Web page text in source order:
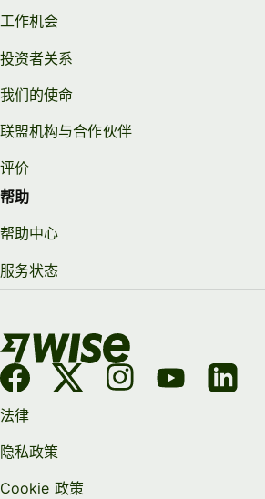
工作机会
投资者关系
我们的使命
联盟机构与合作伙伴
评价
帮助
帮助中心
服务状态
法律
隐私政策
Cookie 政策